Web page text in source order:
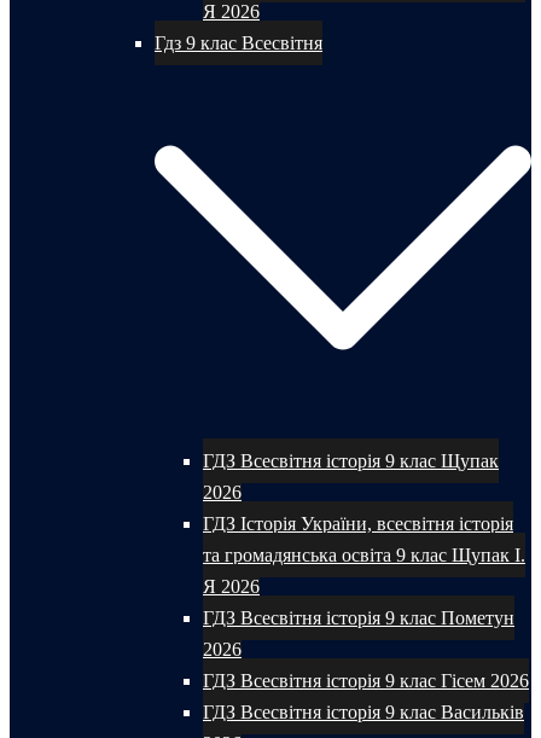
Я 2026
Гдз 9 клас Всесвітня
ГДЗ Всесвітня історія 9 клас Щупак
2026
ГДЗ Історія України, всесвітня історія
та громадянська освіта 9 клас Щупак І.
Я 2026
ГДЗ Всесвітня історія 9 клас Пометун
2026
ГДЗ Всесвітня історія 9 клас Гісем 2026
ГДЗ Всесвітня історія 9 клас Васильків